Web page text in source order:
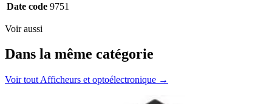
Date code 9751
Voir aussi
Dans la même catégorie
Voir tout Afficheurs et optoélectronique →